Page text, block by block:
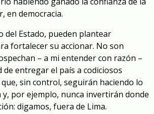
en democracia.
del Estado, pueden plantear
fortalecer su accionar. No son
– a mi entender con razón –
entregar el país a codiciosos
sin control, seguirán haciendo lo
y, por ejemplo, nunca invertirán donde
digamos, fuera de Lima.